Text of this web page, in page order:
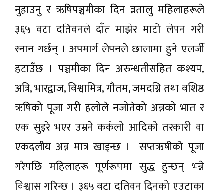
नुहाउनु र ऋषिपञ्चमीका दिन व्रतालु महिलाहरूले
३६५ वटा दतिवनले दाँत माझेर माटो लेपन गरी
स्नान गर्छन् । अपमार्ग लेपनले छालामा हुने एलर्जी
हटाउँछ । पञ्चमीका दिन अरुन्धतीसहित कश्यप,
अत्रि, भारद्वाज, विश्वामित्र, गौतम, जमदग्नि तथा वशिष्ठ
ऋषिको पूजा गरी हलोले नजोतेको अन्नको भात र
एक सुइरे भएर उम्रने कर्कलो आदिको तरकारी वा
एकदलीय अन्न मात्र खाइन्छ । सप्तऋषीको पूजा
गरेपछि महिलाहरू पूर्णरूपमा सुद्ध हुन्छन् भन्ने
विश्वास गरिन्छ । ३६५ वटा दतिवन दिनको एउटाका